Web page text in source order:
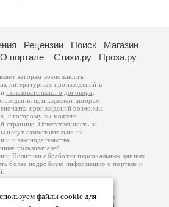
файлы cookie для
Рецензии Поиск
Магазин
О портале Стихи.ру Проза.ру
авторам возможность
литературных произведений в
пользовательского договора.
принадлежат авторам
произведений возможна
к которому вы можете
странице. Ответственность за
несут самостоятельно на
изаконодательства
пользователей
Политики обработки персональных данных.
более подробную информацию о портале и
.
Стихи.ру – порядка 200 тысяч
сумме просматривают более двух
счетчика посещаемости, который